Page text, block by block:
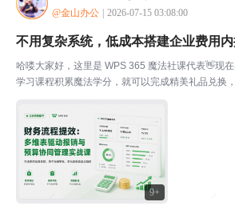
@金山办公 2026-07-15 03:08:00
9+
不用复杂系统，低成本搭建企业费用
哈喽大家好，这里是 WPS 365 魔法社课代表👋现
学习课程积累魔法学分，就可以完成精美礼品兑换
销与预算协同管理》最近在和一些 财务 同学交...